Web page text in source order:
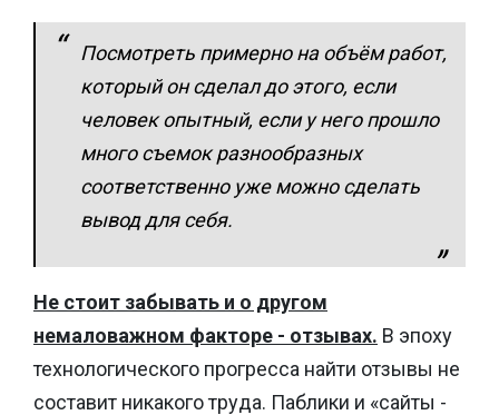
Посмотреть примерно на объём работ,
который он сделал до этого, если
человек опытный, если у него прошло
много съемок разнообразных
соответственно уже можно сделать
вывод для себя.
Не стоит забывать и о другом
немаловажном факторе - отзывах. В эпоху
технологического прогресса найти отзывы не
составит никакого труда. Паблики и «сайты -